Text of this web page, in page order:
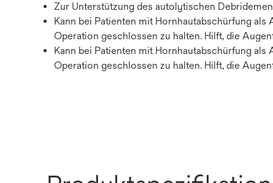
Zur Unterstützung des autolytischen
Kann bei Patienten mit Hornhautabschürfung
Operation geschlossen zu halten. Hilft, die
Kann bei Patienten mit Hornhautabschürfung
Operation geschlossen zu halten. Hilft, die